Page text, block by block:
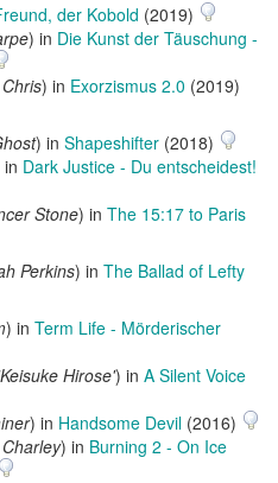
der Kobold (2019)
) in Die Kunst der Täuschung -
Chris) in Exorzismus 2.0 (2019)
) in Shapeshifter (2018)
in Dark Justice - Du entscheidest!
Stone) in The 15:17 to Paris
Perkins) in The Ballad of Lefty
) in Term Life - Mörderischer
Hirose') in A Silent Voice
) in Handsome Devil (2016)
Charley) in Burning 2 - On Ice